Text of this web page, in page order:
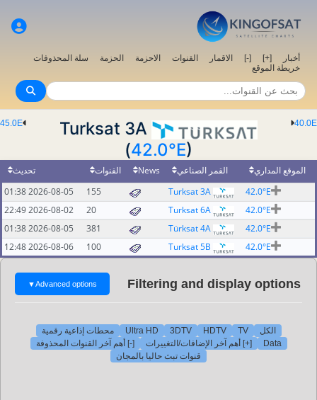
أخبار [+]
[-] الاقمار القنوات الاحزمة الحزمة
سلة المحذوفات
خريطة الموقع
40.0E
45.0E
Turksat 3A
(42.0°E)
الموقع المداري القمر الصناعي News القنوات
تحديث
42.0°E
Turksat 3A
155
2026-08-05 01:38
42.0°E
Turksat 6A
20
2026-08-02 22:49
42.0°E
Türksat 4A
381
2026-08-05 01:38
42.0°E
Turksat 5B
100
2026-08-06 12:48
Filtering and display options
Advanced options
▼
الكل TV
HDTV
3DTV
Ultra HD
محطات إذاعية رقمية
Data
[+] أهم آخر الإضافات/التغييرات
[-] أهم آخر القنوات المحذوفة
قنوات تبث حاليا بالمجان